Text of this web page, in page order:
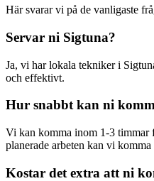
Här svarar vi på de vanligaste
Servar ni Sigtuna?
Ja, vi har lokala tekniker i
och effektivt.
Hur snabbt kan ni
Vi kan komma inom 1-3 timmar
planerade arbeten kan vi komma
Kostar det extra att ni